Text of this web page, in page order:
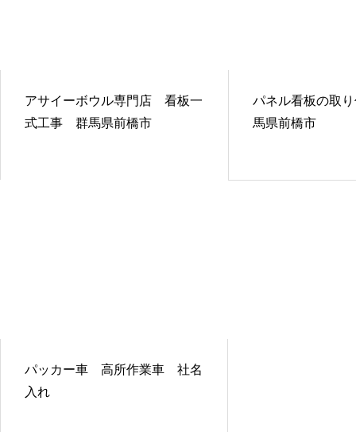
アサイーボウル専門店 看板一
式工事 群馬県前橋市
パネル看板の取
馬県前橋市
パッカー車 高所作業車 社名
入れ